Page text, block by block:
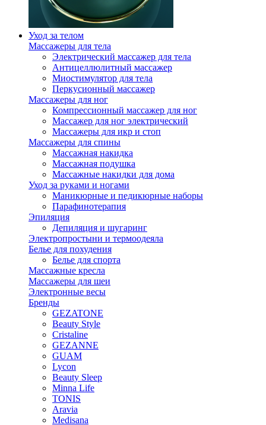
Уход за телом
Массажеры для тела
Электрический массажер для тела
Антицеллюлитный массажер
Миостимулятор для тела
Перкусионный массажер
Массажеры для ног
Компрессионный массажер для ног
Массажер для ног электрический
Массажеры для икр и стоп
Массажеры для спины
Массажная накидка
Массажная подушка
Массажные накидки для дома
Уход за руками и ногами
Маникюрные и педикюрные наборы
Парафинотерапия
Эпиляция
Депиляция и шугаринг
Электропростыни и термоодеяла
Белье для похудения
Белье для спорта
Массажные кресла
Массажеры для шеи
Электронные весы
Бренды
GEZATONE
Beauty Style
Cristaline
GEZANNE
GUAM
Lycon
Beauty Sleep
Minna Life
TONIS
Aravia
Medisana